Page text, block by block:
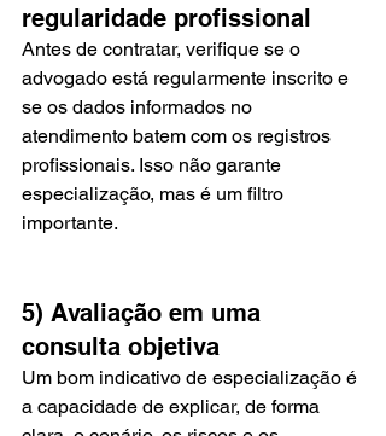
regularidade profissional
Antes de contratar, verifique se o
advogado está regularmente inscrito e
se os dados informados no
atendimento batem com os registros
profissionais. Isso não garante
especialização, mas é um filtro
importante.
5) Avaliação em uma
consulta objetiva
Um bom indicativo de especialização é
a capacidade de explicar, de forma